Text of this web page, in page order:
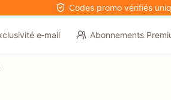
Codes promo vérifiés
e‑mail Abonnements